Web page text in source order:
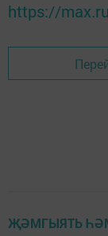
https://
ҖӘМГЫЯТЬ